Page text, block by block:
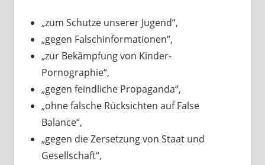
„zum Schutze unserer Jugend“,
„gegen Falschinformationen“,
„zur Bekämpfung von Kinder-
Pornographie“,
„gegen feindliche Propaganda“,
„ohne falsche Rücksichten auf False
Balance“,
„gegen die Zersetzung von Staat und
Gesellschaft“,